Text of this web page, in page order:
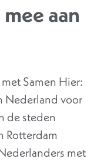
aan
Samen Hier:
Nederland voor
de steden
Rotterdam
met